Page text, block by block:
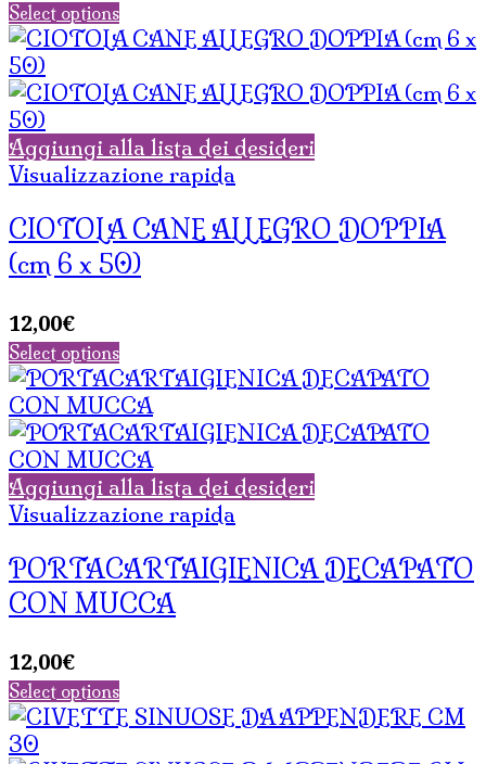
Select options
Aggiungi alla lista dei desideri
Visualizzazione rapida
CIOTOLA CANE ALLEGRO DOPPIA
(cm 6 x 50)
12,00€
Select options
Aggiungi alla lista dei desideri
Visualizzazione rapida
PORTACARTAIGIENICA DECAPATO
CON MUCCA
12,00€
Select options